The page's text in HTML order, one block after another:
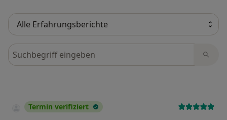
Bewertungen durchsuchen
Termin verifiziert